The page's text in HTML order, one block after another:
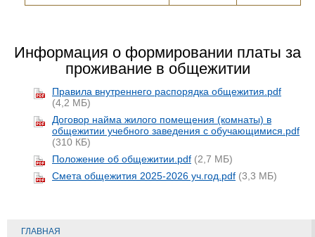
Информация о формировании платы за
проживание в общежитии
Правила внутреннего распорядка общежития.pdf
(4,2 МБ)
Договор найма жилого помещения (комнаты) в
общежитии учебного заведения с обучающимися.pdf
(310 КБ)
Положение об общежитии.pdf (2,7 МБ)
Смета общежития 2025-2026 уч.год.pdf (3,3 МБ)
ГЛАВНАЯ